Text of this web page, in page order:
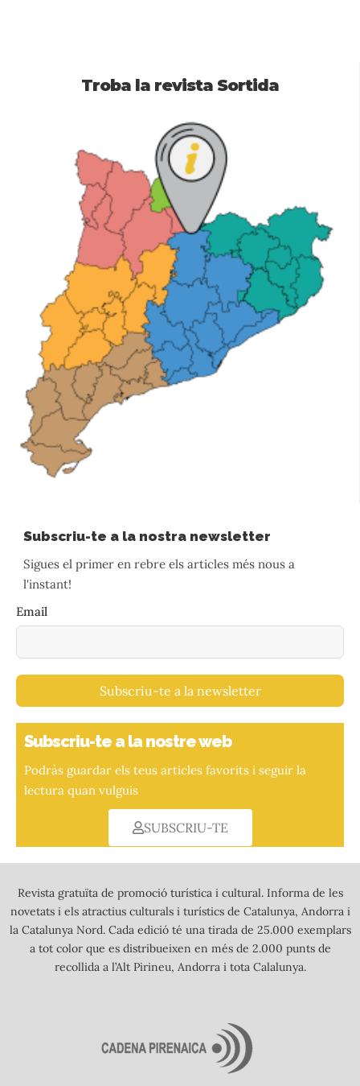
Troba la revista Sortida
Subscriu-te a la nostra newsletter
Sigues el primer en rebre els articles més nous a
l'instant!
Email
Subscriu-te a la newsletter
Subscriu-te a la nostre web
Podràs guardar els teus articles favorits i seguir la
lectura quan vulguis
SUBSCRIU-TE
Revista gratuïta de promoció turística i cultural. Informa de les
novetats i els atractius culturals i turístics de Catalunya, Andorra i
la Catalunya Nord. Cada edició té una tirada de 25.000 exemplars
a tot color que es distribueixen en més de 2.000 punts de
recollida a l’Alt Pirineu, Andorra i tota Calalunya.